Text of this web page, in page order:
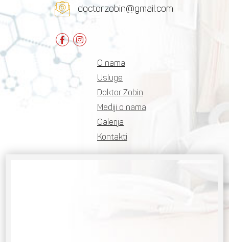
doctor.zobin@gmail.com
O nama
Usluge
Doktor Zobin
Mediji o nama
Galerija
Kontakti